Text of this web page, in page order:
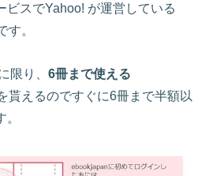
ビスでYahoo! が運営している
す。
限り、 6冊まで使える
貰えるのですぐに6冊まで半額以